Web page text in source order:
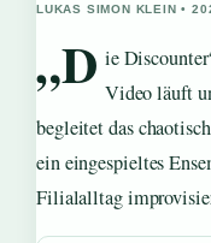
LUKAS SIMON KLEIN •
„D ie
Video läuft
begleitet das
ein eingespieltes
Filialalltag